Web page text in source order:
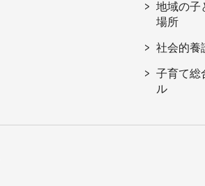
地域の子
場所
社会的養
子育て総
ル